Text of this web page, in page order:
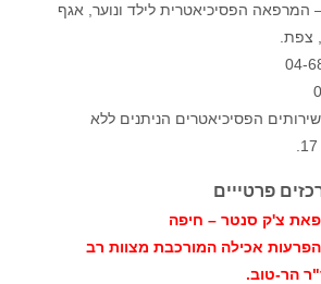
המרפאה הפסיכיאטרית לילד ונוער, אגף
צפת.
הפסיכיאטרים הניתנים ללא
פרטייים
צ'ק סנטר – חיפה
אכילה המורכבת מצוות רב
הר-טוב.